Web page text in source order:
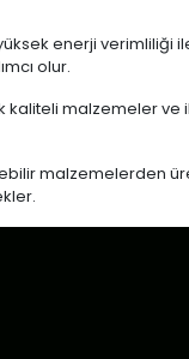
enerji verimliliği
olur.
kaliteli malzemeler ve
malzemelerden